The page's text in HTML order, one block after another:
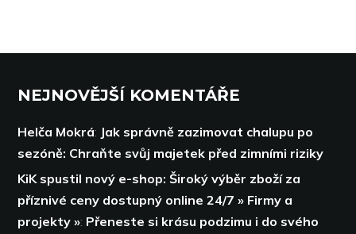
NEJNOVĚJŠÍ KOMENTÁŘE
Helča Mokrá: Jak správně zazimovat chalupu po
sezóně: Chraňte svůj majetek před zimními riziky
KiK spustil nový e-shop: Široký výběr zboží za
příznivé ceny dostupný online 24/7 » Firmy a
projekty »: Přeneste si krásu podzimu i do svého